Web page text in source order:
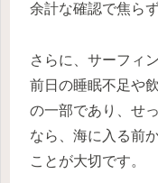
余計な確認で焦ら
さらに、サーフィ
前日の睡眠不足や
の一部であり、せ
なら、海に入る前
ことが大切です。